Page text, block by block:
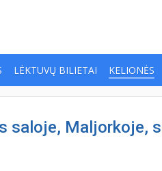
LĖKTUVŲ BILIETAI KELIONĖS
saloje, Maljorkoje,